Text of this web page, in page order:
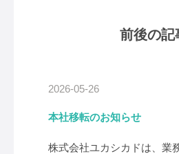
前後の記
2026-05-26
本社移転のお知らせ
株式会社ユカシカドは、業